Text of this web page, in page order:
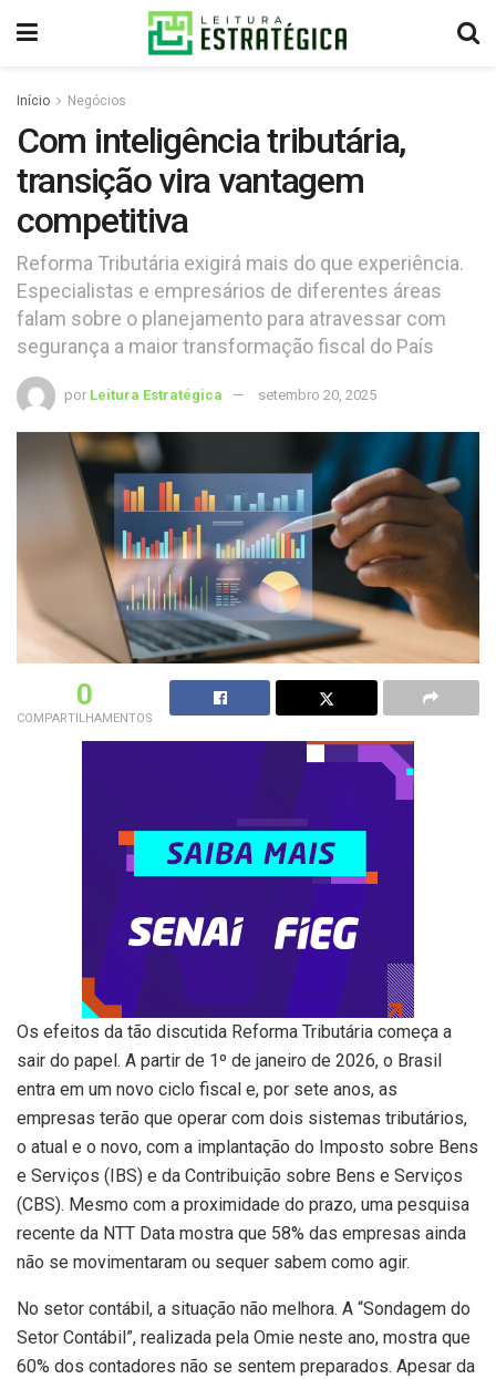
Início Negócios
Com inteligência tributária,
transição vira vantagem
competitiva
Reforma Tributária exigirá mais do que experiência.
Especialistas e empresários de diferentes áreas
falam sobre o planejamento para atravessar com
segurança a maior transformação fiscal do País
por Leitura Estratégica setembro 20, 2025
0
COMPARTILHAMENTOS
Os efeitos da tão discutida Reforma Tributária começa a
sair do papel. A partir de 1º de janeiro de 2026, o Brasil
entra em um novo ciclo fiscal e, por sete anos, as
empresas terão que operar com dois sistemas tributários,
o atual e o novo, com a implantação do Imposto sobre Bens
e Serviços (IBS) e da Contribuição sobre Bens e Serviços
(CBS). Mesmo com a proximidade do prazo, uma pesquisa
recente da NTT Data mostra que 58% das empresas ainda
não se movimentaram ou sequer sabem como agir.
No setor contábil, a situação não melhora. A “Sondagem do
Setor Contábil”, realizada pela Omie neste ano, mostra que
60% dos contadores não se sentem preparados. Apesar da